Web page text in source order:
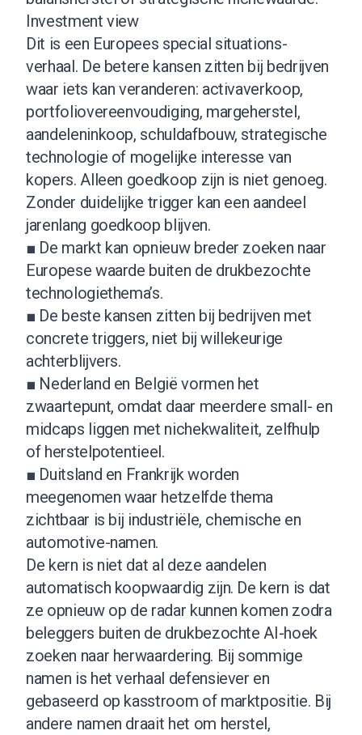
Investment view
Dit is een Europees special situations-
verhaal. De betere kansen zitten bij bedrijven
waar iets kan veranderen: activaverkoop,
portfoliovereenvoudiging, margeherstel,
aandeleninkoop, schuldafbouw, strategische
technologie of mogelijke interesse van
kopers. Alleen goedkoop zijn is niet genoeg.
Zonder duidelijke trigger kan een aandeel
jarenlang goedkoop blijven.
■ De markt kan opnieuw breder zoeken naar
Europese waarde buiten de drukbezochte
technologiethema’s.
■ De beste kansen zitten bij bedrijven met
concrete triggers, niet bij willekeurige
achterblijvers.
■ Nederland en België vormen het
zwaartepunt, omdat daar meerdere small- en
midcaps liggen met nichekwaliteit, zelfhulp
of herstelpotentieel.
■ Duitsland en Frankrijk worden
meegenomen waar hetzelfde thema
zichtbaar is bij industriële, chemische en
automotive-namen.
De kern is niet dat al deze aandelen
automatisch koopwaardig zijn. De kern is dat
ze opnieuw op de radar kunnen komen zodra
beleggers buiten de drukbezochte AI-hoek
zoeken naar herwaardering. Bij sommige
namen is het verhaal defensiever en
gebaseerd op kasstroom of marktpositie. Bij
andere namen draait het om herstel,